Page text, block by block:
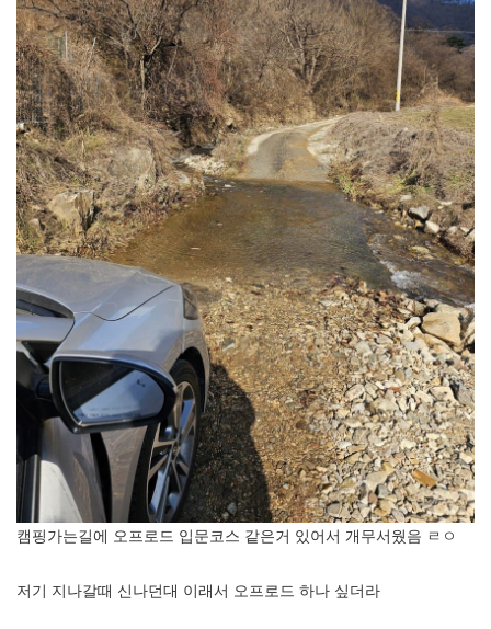
캠핑가는길에 오프로드 입문코스 같은거 있어서 개무서웠음 ㄹㅇ
저기 지나갈때 신나던대 이래서 오프로드 하나 싶더라